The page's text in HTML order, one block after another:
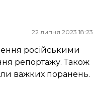
22 липня 2023 18:23
російськими
репортажу. Також
важких поранень.